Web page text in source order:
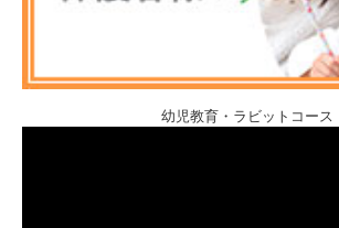
幼児教育・ラビットコース